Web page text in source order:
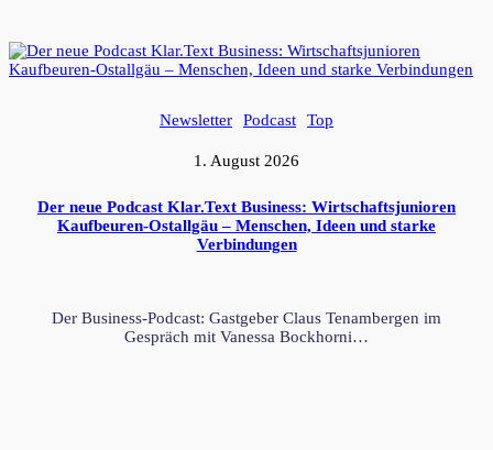
Newsletter Podcast Top
1. August 2026
Der neue Podcast Klar.Text Business: Wirtschaftsjunioren
Kaufbeuren-Ostallgäu – Menschen, Ideen und starke
Verbindungen
Der Business-Podcast: Gastgeber Claus Tenambergen im
Gespräch mit Vanessa Bockhorni…